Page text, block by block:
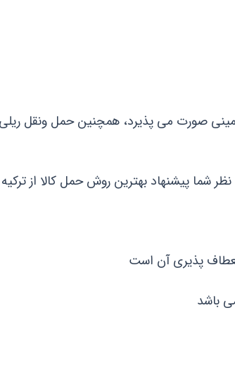
زمینی صورت می پذیرد، همچنین حمل ونقل
نظر شما پیشنهاد بهترین روش حمل کالا از
پذیری آن است
باشد